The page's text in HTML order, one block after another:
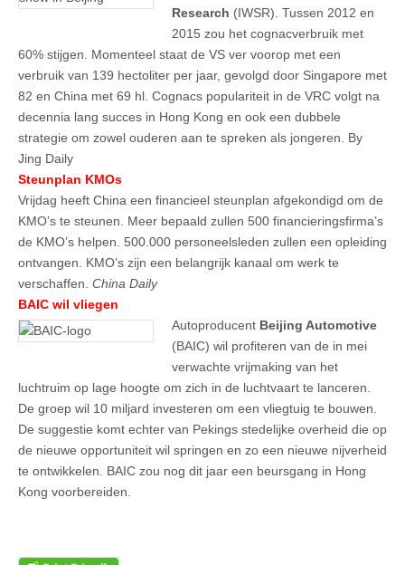
Research (IWSR). Tussen 2012 en
2015 zou het cognacverbruik met
60% stijgen. Momenteel staat de VS ver voorop met een
verbruik van 139 hectoliter per jaar, gevolgd door Singapore met
82 en China met 69 hl. Cognacs populariteit in de VRC volgt na
decennia lang succes in Hong Kong en ook een dubbele
strategie om zowel ouderen aan te spreken als jongeren. By
Jing Daily
Steunplan KMOs
Vrijdag heeft China een financieel steunplan afgekondigd om de
KMO’s te steunen. Meer bepaald zullen 500 financieringsfirma’s
de KMO’s helpen. 500.000 personeelsleden zullen een opleiding
ontvangen. KMO’s zijn een belangrijk kanaal om werk te
verschaffen. China Daily
BAIC wil vliegen
Autoproducent Beijing Automotive
(BAIC) wil profiteren van de in mei
verwachte vrijmaking van het
luchtruim op lage hoogte om zich in de luchtvaart te lanceren.
De groep wil 10 miljard investeren om een vliegtuig te bouwen.
De suggestie komt echter van Pekings stedelijke overheid die op
de nieuwe opportuniteit wil springen en zo een nieuwe nijverheid
te ontwikkelen. BAIC zou nog dit jaar een beursgang in Hong
Kong voorbereiden.